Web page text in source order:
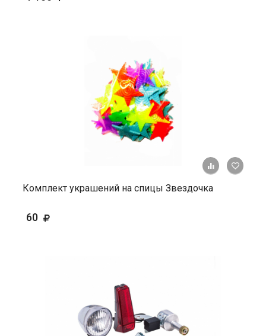
+ К
Комплект украшений на спицы Звездочка
60